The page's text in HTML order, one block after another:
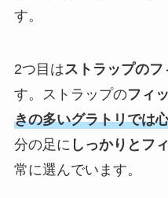
す。
2つ目はストラップのフ
す。ストラップのフィ
きの多いグラトリでは
分の足に しっかりとフ
常に選んでいます。